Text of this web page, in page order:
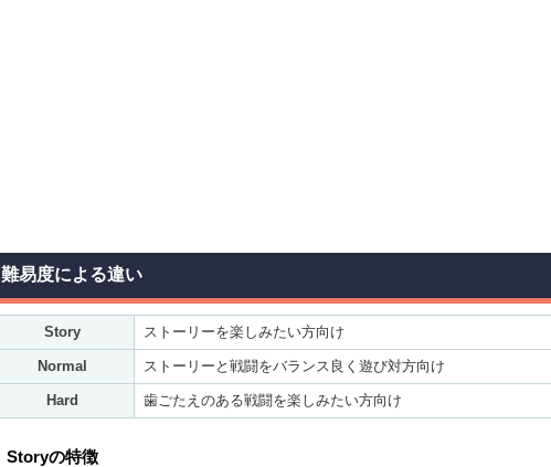
難易度による違い
Story ストーリーを楽しみたい方向け
Normal ストーリーと戦闘をバランス良く遊び対方向け
Hard 歯ごたえのある戦闘を楽しみたい方向け
Storyの特徴